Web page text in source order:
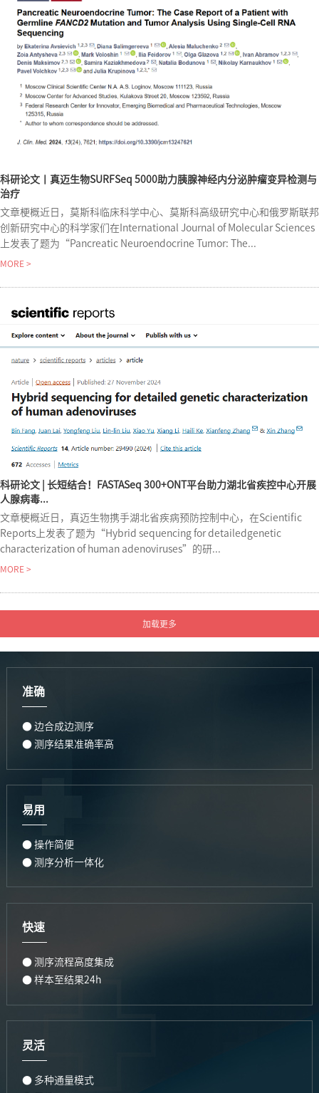
科研论文丨真迈生物SURFSeq 5000助力胰腺神经内分泌肿瘤变异检测与
治疗
文章梗概近日，莫斯科临床科学中心、莫斯科高级研究中心和俄罗斯联邦
创新研究中心的科学家们在International Journal of Molecular Sciences
上发表了题为“Pancreatic Neuroendocrine Tumor: The...
MORE >
科研论文 | 长短结合！FASTASeq 300+ONT平台助力湖北省疾控中心开展
人腺病毒...
文章梗概近日，真迈生物携手湖北省疾病预防控制中心，在Scientific
Reports上发表了题为“Hybrid sequencing for detailedgenetic
characterization of human adenoviruses”的研...
MORE >
准确
● 边合成边测序
● 测序结果准确率高
易用
● 操作简便
● 测序分析一体化
快速
● 测序流程高度集成
● 样本至结果24h
灵活
● 多种通量模式